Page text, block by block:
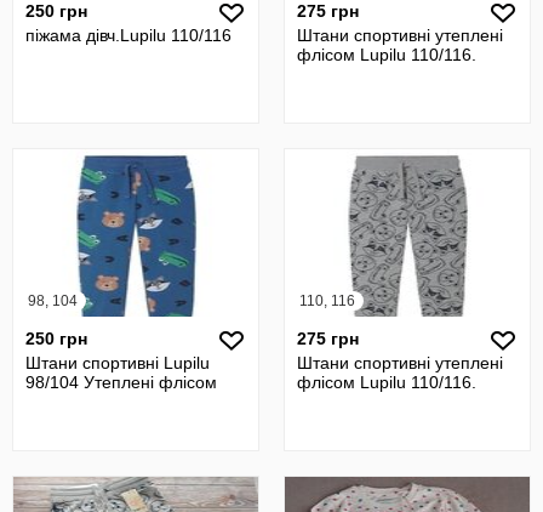
250 грн
піжама дівч.Lupilu 110/116
275 грн
Штани спортивні утеплені
флісом Lupilu 110/116.
98, 104
250 грн
Штани спортивні Lupilu
98/104 Утеплені флісом
110, 116
275 грн
Штани спортивні утеплені
флісом Lupilu 110/116.